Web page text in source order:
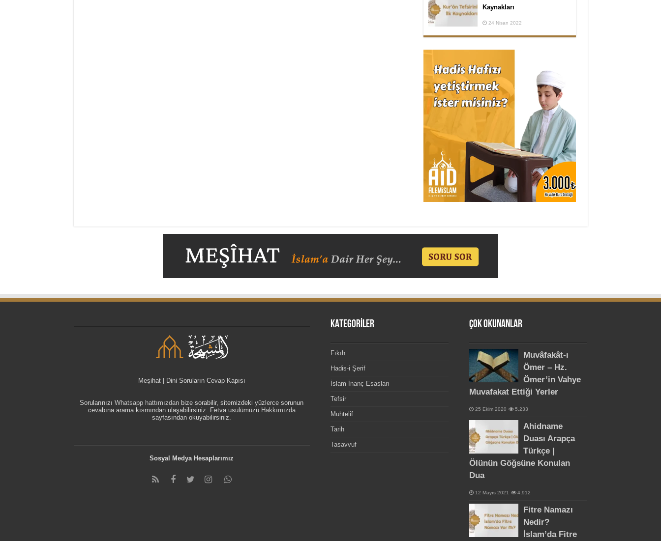
Kaynakları
24 Nisan 2022
Meşihat | Dini Soruların Cevap Kapısı
SorularınızıWhatsapp hattımızdan bize sorabilir, sitemizdeki yüzlerce sorunun
cevabına arama kısmından ulaşabilirsiniz. Fetva usulümüzü Hakkımızda
sayfasından okuyabilirsiniz.
Sosyal Medya Hesaplarımız
KATEGORİLER
Fıkıh
Hadis-i Şerif
İslam İnanç Esasları
Tefsir
Muhtelif
Tarih
Tasavvuf
Çok Okunanlar
Muvâfakât-ı
Ömer – Hz.
Ömer’in Vahye
Muvafakat Ettiği Yerler
25 Ekim 2020 5,233
Ahidname
Duası Arapça
Türkçe |
Ölünün Göğsüne Konulan
Dua
12 Mayıs 2021 4,912
Fitre Namazı
Nedir?
İslam’da Fitre